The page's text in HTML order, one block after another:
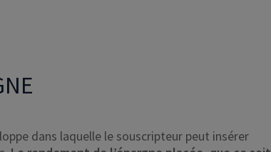
dans laquelle le souscripteur peut insérer